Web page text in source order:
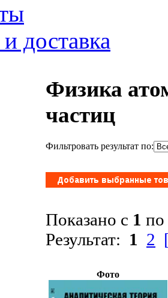
доставка
Физика
частиц
Фильтровать результат по:
Показано с 1 по
Результат: 1 2
Фото